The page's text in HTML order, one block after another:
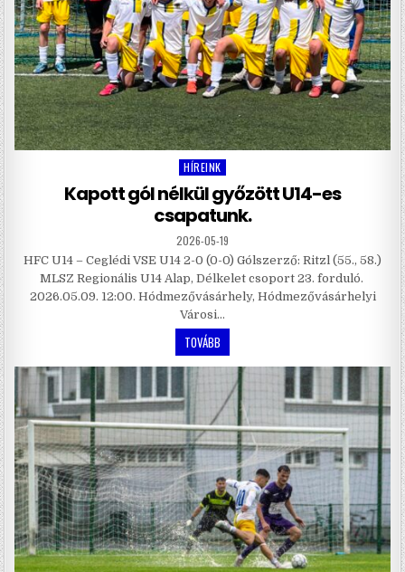
Posted
in
HÍREINK
Kapott gól nélkül győzött U14-es
csapatunk.
2026-05-19
HFC U14 – Ceglédi VSE U14 2-0 (0-0) Gólszerző: Ritzl (55., 58.)
MLSZ Regionális U14 Alap, Délkelet csoport 23. forduló.
2026.05.09. 12:00. Hódmezővásárhely, Hódmezővásárhelyi
Városi…
TOVÁBB